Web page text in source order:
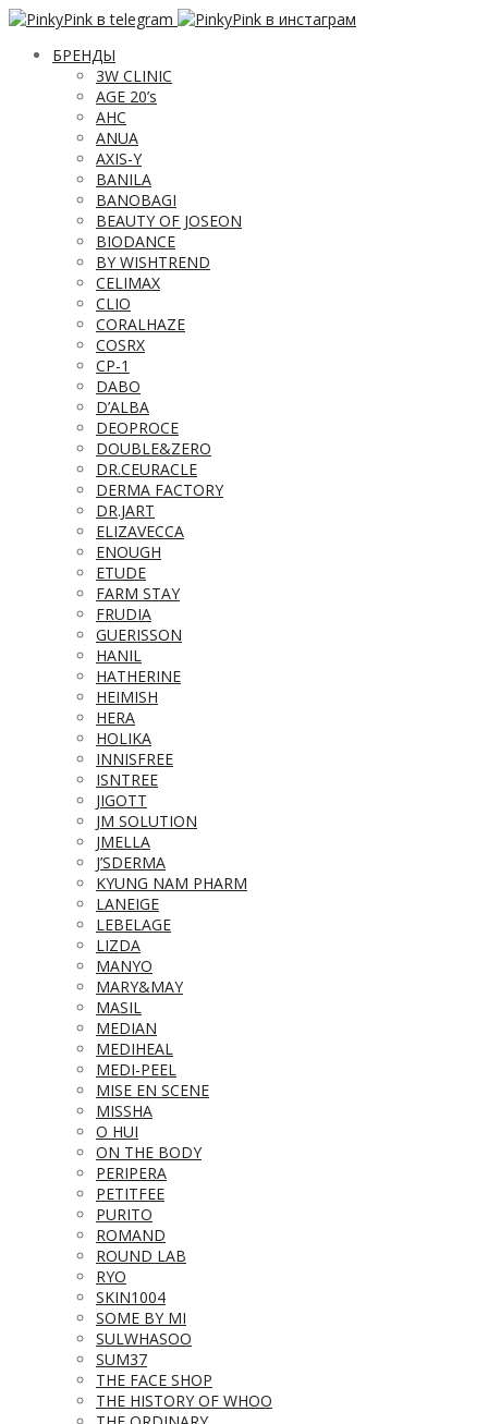
БРЕНДЫ
3W CLINIC
AGE 20’s
AHC
ANUA
AXIS-Y
BANILA
BANOBAGI
BEAUTY OF JOSEON
BIODANCE
BY WISHTREND
CELIMAX
CLIO
CORALHAZE
COSRX
CP-1
DABO
D’ALBA
DEOPROCE
DOUBLE&ZERO
DR.CEURACLE
DERMA FACTORY
DR.JART
ELIZAVECCA
ENOUGH
ETUDE
FARM STAY
FRUDIA
GUERISSON
HANIL
HATHERINE
HEIMISH
HERA
HOLIKA
INNISFREE
ISNTREE
JIGOTT
JM SOLUTION
JMELLA
J’SDERMA
KYUNG NAM PHARM
LANEIGE
LEBELAGE
LIZDA
MANYO
MARY&MAY
MASIL
MEDIAN
MEDIHEAL
MEDI-PEEL
MISE EN SCENE
MISSHA
O HUI
ON THE BODY
PERIPERA
PETITFEE
PURITO
ROMAND
ROUND LAB
RYO
SKIN1004
SOME BY MI
SULWHASOO
SUM37
THE FACE SHOP
THE HISTORY OF WHOO